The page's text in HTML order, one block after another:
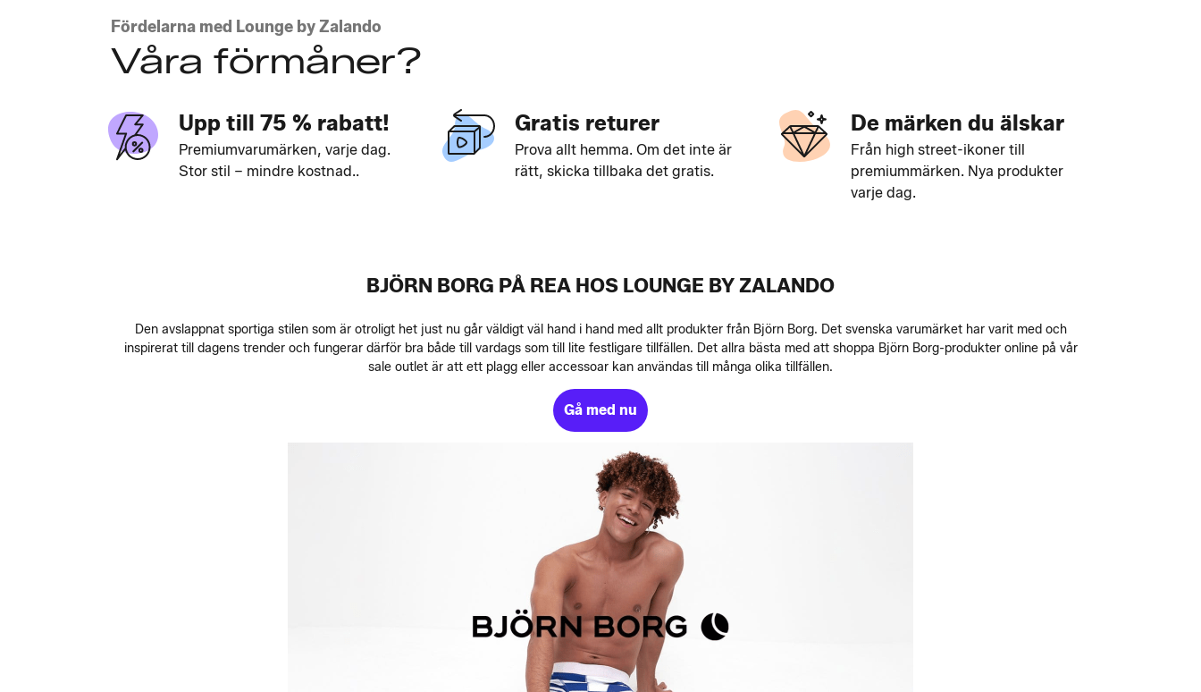
Fördelarna med Lounge by Zalando
Våra förmåner?
Upp till 75 % rabatt!
Premiumvarumärken, varje dag.
Stor stil – mindre kostnad..
Gratis returer
Prova allt hemma. Om det inte är
rätt, skicka tillbaka det gratis.
De märken du älskar
Från high street-ikoner till
premiummärken. Nya produkter
varje dag.
BJÖRN BORG PÅ REA HOS LOUNGE BY ZALANDO
Den avslappnat sportiga stilen som är otroligt het just nu går väldigt väl hand i hand med allt produkter från Björn Borg. Det svenska varumärket har varit med och
inspirerat till dagens trender och fungerar därför bra både till vardags som till lite festligare tillfällen. Det allra bästa med att shoppa Björn Borg-produkter online på vår
sale outlet är att ett plagg eller accessoar kan användas till många olika tillfällen.
Gå med nu